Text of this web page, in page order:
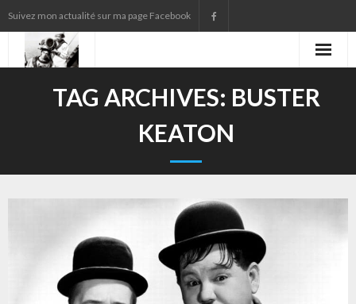
Suivez mon actualité sur ma page Facebook
TAG ARCHIVES: BUSTER
KEATON